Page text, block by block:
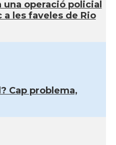
operació policial
les faveles de Rio
Cap problema,